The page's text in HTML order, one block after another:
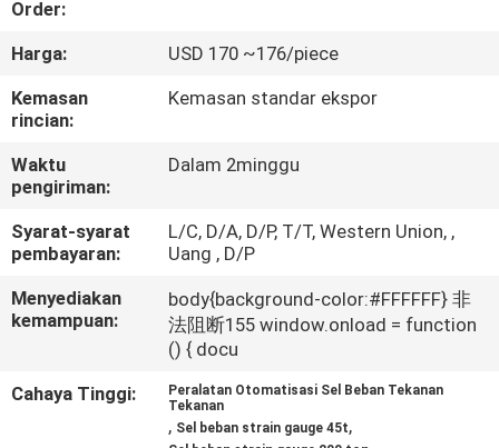
PABRIK
KUALITAS
HUBUNGI
KAMI
PERMINTAAN
PENAWARAN
Order:
Harga:
USD 170 ~176/piece
Kemasan
rincian:
Kemasan standar ekspor
Waktu
pengiriman:
Dalam 2minggu
Syarat-syarat
pembayaran:
L/C, D/A, D/P, T/T, Western Union, ,
Uang , D/P
Menyediakan
kemampuan:
body{background-color:#FFFFFF} 非
法阻断155 window.onload = function
() { docu
Cahaya Tinggi:
Peralatan Otomatisasi Sel Beban Tekanan
Tekanan
, Sel beban strain gauge 45t,